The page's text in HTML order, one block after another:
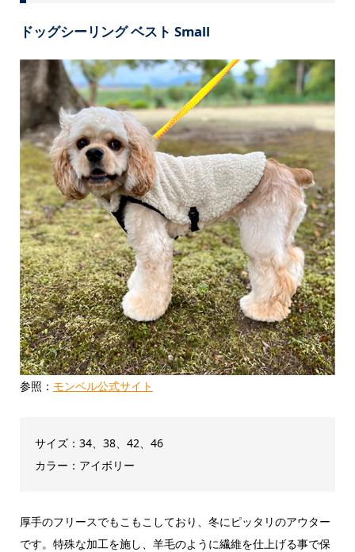
ドッグシーリング ベスト Small
参照： モンベル公式サイト
サイズ：34、38、42、46
カラー：アイボリー
厚手のフリースでもこもこしており、冬にピッタリのアウター
です。特殊な加工を施し、羊毛のように繊維を仕上げる事で保